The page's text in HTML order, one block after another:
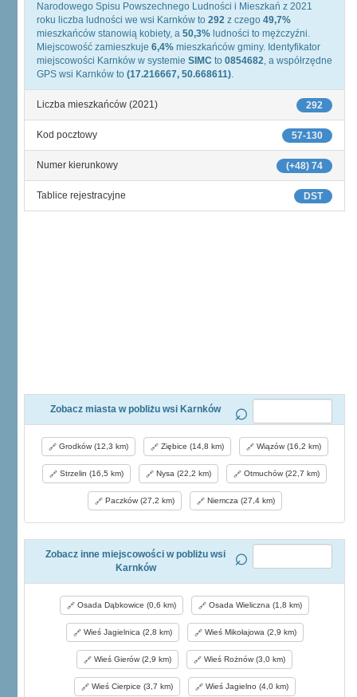
Narodowego Spisu Powszechnego Ludności i Mieszkań z 2021
roku liczba ludności we wsi Karnków to 292 z czego 49,7%
mieszkańców stanowią kobiety, a 50,3% ludności to mężczyźni.
Miejscowość zamieszkuje 6,4% mieszkańców gminy. Identyfikator
miejscowości Karnków w systemie SIMC to 0854682, a współrzędne
GPS wsi Karnków to (17.216667, 50.668611).
292
Liczba mieszkańców (2021)
57-130
Kod pocztowy
(+48) 74
Numer kierunkowy
DST
Tablice rejestracyjne
Zobacz miasta w pobliżu wsi Karnków
Grodków (12,3 km) Ziębice (14,8 km) Wiązów (16,2 km)
Strzelin (16,5 km) Nysa (22,2 km) Otmuchów (22,7 km)
Paczków (27,2 km) Niemcza (27,4 km)
Zobacz inne miejscowości w pobliżu wsi
Karnków
Osada Dąbkowice (0,6 km) Osada Wieliczna (1,8 km)
Wieś Jagielnica (2,8 km) Wieś Mikołajowa (2,9 km)
Wieś Gierów (2,9 km) Wieś Rożnów (3,0 km)
Wieś Cierpice (3,7 km) Wieś Jagielno (4,0 km)